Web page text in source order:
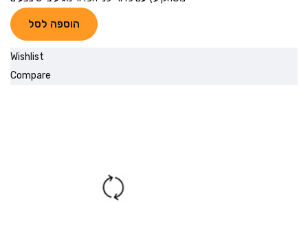
הוספה לסל
Wishlist
Compare